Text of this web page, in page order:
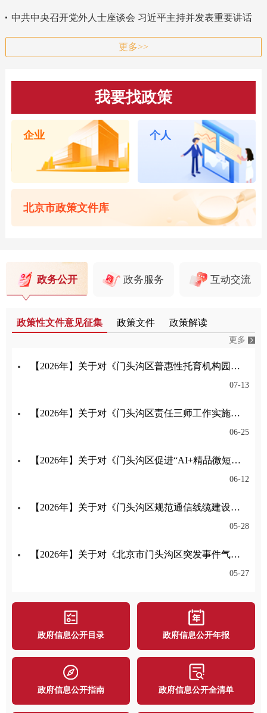
中共中央召开党外人士座谈会 习近平主持并发表重要讲话
更多>>
我要找政策
企业 个人
北京市政策文件库
政务公开 政务服务 互动交流
政策性文件意见征集 政策文件 政策解读
更多
【2026年】关于对《门头沟区普惠性托育机构园所认定与管理实施细则》公开征集意见的公告
07-13
【2026年】关于对《门头沟区责任三师工作实施细则（试行）（征求意见稿）》公开征集意见的公告
06-25
【2026年】关于对《门头沟区促进“AI+精品微短剧（动漫剧）”产业高质量发展的意见》公开征集意见的公告
06-12
【2026年】关于对《门头沟区规范通信线缆建设管理办法征求意见稿》公开征集意见的公告
05-28
【2026年】关于对《北京市门头沟区突发事件气象应急保障预案》公开征集意见的公告
05-27
政府信息公开目录 政府信息公开年报
政府信息公开指南 政府信息公开全清单